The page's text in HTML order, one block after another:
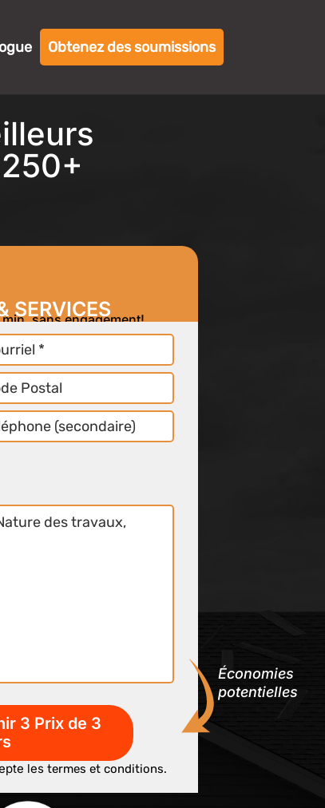
Obtenez des soumissions
SERVICES
sans engagement!
les termes et conditions.
Économies
potentielles